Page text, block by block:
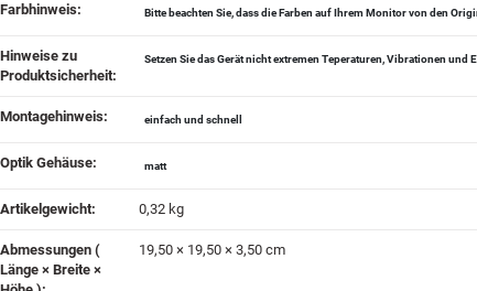
Farbhinweis‍: Bitte beachten Sie, dass die Farben auf Ihrem Monitor von den
Hinweise zu
Produktsicherheit‍:
Setzen Sie das Gerät nicht extremen Teperaturen, Vibrationen und
Montagehinweis‍: einfach und schnell
Optik Gehäuse‍: matt
Artikelgewicht‍: 0,32 kg
Abmessungen (
Länge × Breite ×
19,50 × 19,50 × 3,50 cm